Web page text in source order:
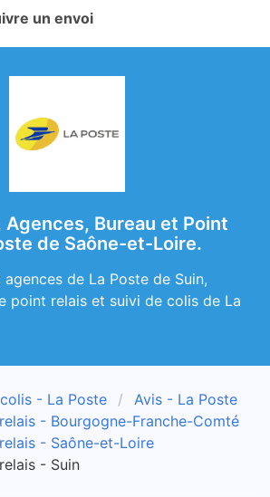
un envoi
Agences, Bureau et Point
de Saône-et-Loire.
de La Poste de Suin,
point relais et suivi de colis de La
- La Poste
Avis - La Poste
- Bourgogne-Franche-Comté
- Saône-et-Loire
- Suin